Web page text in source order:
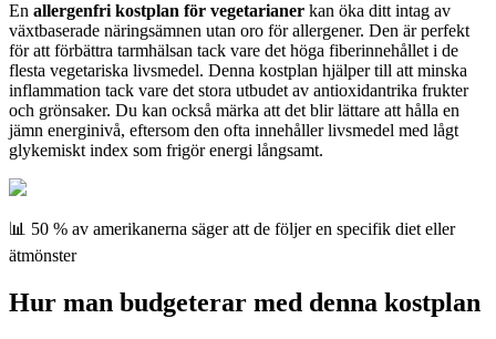
En allergenfri kostplan för vegetarianer kan öka ditt intag av
växtbaserade näringsämnen utan oro för allergener. Den är perfekt
för att förbättra tarmhälsan tack vare det höga fiberinnehållet i de
flesta vegetariska livsmedel. Denna kostplan hjälper till att minska
inflammation tack vare det stora utbudet av antioxidantrika frukter
och grönsaker. Du kan också märka att det blir lättare att hålla en
jämn energinivå, eftersom den ofta innehåller livsmedel med lågt
glykemiskt index som frigör energi långsamt.
📊 50 % av amerikanerna säger att de följer en specifik diet eller
ätmönster
Hur man budgeterar med denna kostplan